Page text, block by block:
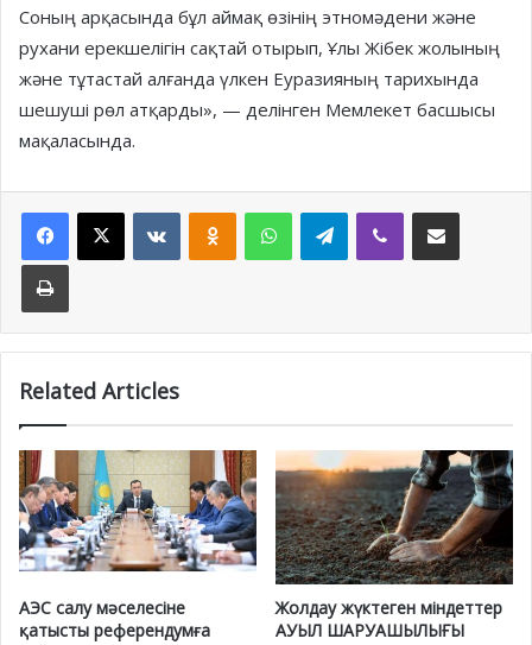
Соның арқасында бұл аймақ өзінің этномәдени және
рухани ерекшелігін сақтай отырып, Ұлы Жібек жолының
және тұтастай алғанда үлкен Еуразияның тарихында
шешуші рөл атқарды», — делінген Мемлекет басшысы
мақаласында.
Facebook
X VKontakteOdnoklassniki
WhatsAppTelegramViber Share via Email
Print
Related Articles
АЭС салу мәселесіне
қатысты референдумға
Жолдау жүктеген міндеттер
АУЫЛ ШАРУАШЫЛЫҒЫ